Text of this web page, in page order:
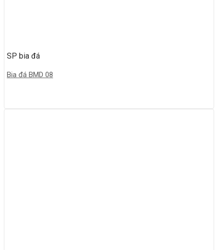
SP bia đá
Bia đá BMD 08